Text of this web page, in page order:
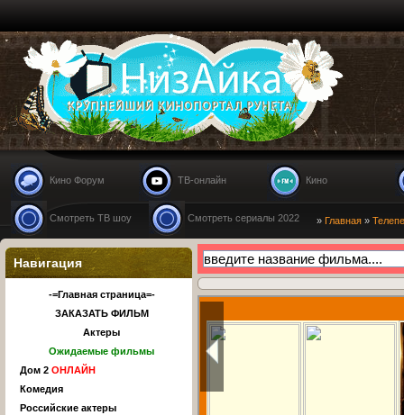
Nizaika.ru
Кино Форум ТВ-онлайн Кино
Смотреть ТВ шоу Смотреть сериалы 2022 » Главная »
Навигация
-=Главная страница=-
ЗАКАЗАТЬ ФИЛЬМ
Актеры
Ожидаемые фильмы
Дом 2 ОНЛАЙН
Комедия
Российские актеры